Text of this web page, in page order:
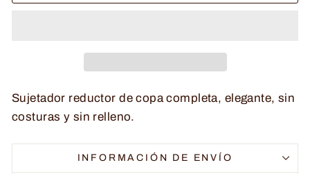
Sujetador reductor de copa completa, elegante, sin
costuras y sin relleno.
INFORMACIÓN DE ENVÍO